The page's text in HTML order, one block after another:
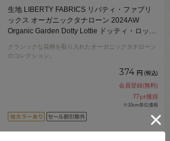
生地 LIBERTY FABRICS リバティ・ファブリ
ックス オーガニックタナローン 2024AW
Organic Garden Dotty Lottie ドッティ・ロッテ
クラシックな花柄を取り入れたオーガニックタナローン
のコレクション。
374 円 (税込)
会員登録(無料)
17pt獲得
※10cm単位価格